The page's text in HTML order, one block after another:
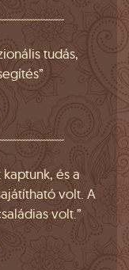
tudás,
és a
volt. A
volt.”